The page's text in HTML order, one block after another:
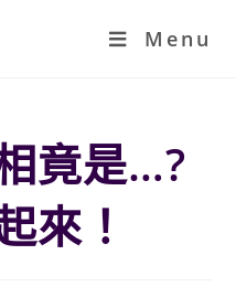
Menu
竟是…?
來！